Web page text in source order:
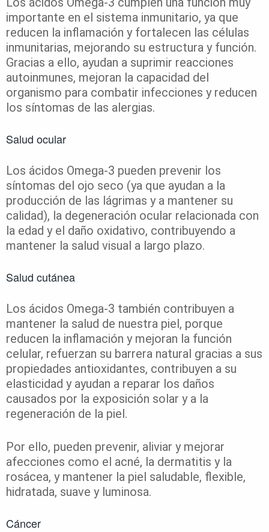
importante en el sistema inmunitario, ya que
reducen la inflamación y fortalecen las células
inmunitarias, mejorando su estructura y función.
Gracias a ello, ayudan a suprimir reacciones
autoinmunes, mejoran la capacidad del
organismo para combatir infecciones y reducen
los síntomas de las alergias.
Salud ocular
Los ácidos Omega-3 pueden prevenir los
síntomas del ojo seco (ya que ayudan a la
producción de las lágrimas y a mantener su
calidad), la degeneración ocular relacionada con
la edad y el daño oxidativo, contribuyendo a
mantener la salud visual a largo plazo.
Salud cutánea
Los ácidos Omega-3 también contribuyen a
mantener la salud de nuestra piel, porque
reducen la inflamación y mejoran la función
celular, refuerzan su barrera natural gracias a sus
propiedades antioxidantes, contribuyen a su
elasticidad y ayudan a reparar los daños
causados por la exposición solar y a la
regeneración de la piel.
Por ello, pueden prevenir, aliviar y mejorar
afecciones como el acné, la dermatitis y la
rosácea, y mantener la piel saludable, flexible,
hidratada, suave y luminosa.
Cáncer